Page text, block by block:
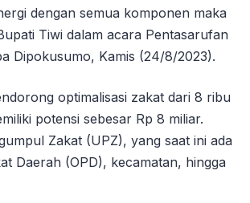
dengan semua komponen maka
Tiwi dalam acara Pentasarufan
Dipokusumo, Kamis (24/8/2023).
optimalisasi zakat dari 8 ribu
potensi sebesar Rp 8 miliar.
Zakat (UPZ), yang saat ini ada
Daerah (OPD), kecamatan, hingga